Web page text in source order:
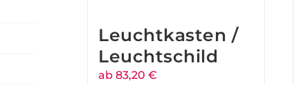
Leuchtkasten /
Leuchtschild
ab 83,20 €